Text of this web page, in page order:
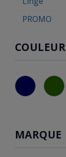
PROMO
COULEUR
MARQUE